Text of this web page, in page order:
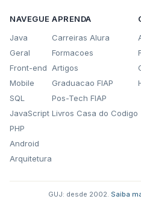
NAVEGUE
Java
Geral
Front-end
Mobile
SQL
JavaScript
PHP
Android
Arquitetura
APRENDA
Carreiras Alura
Formacoes
Artigos
Graduacao FIAP
Pos-Tech FIAP
Livros Casa do Codigo
GUJ: desde 2002. Saiba